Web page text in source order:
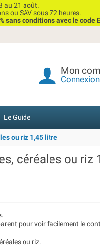
au 21 août.
ou SAV sous 72 heures.
sans conditions avec le code
Mon
Connexion
Le Guide
ou riz 1,45 litre
céréales ou riz
pour voir facilement le
ou riz.